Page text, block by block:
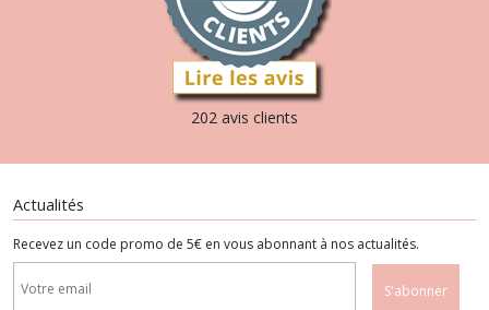
202 avis clients
Actualités
Recevez un code promo de 5€ en vous abonnant à nos actualités.
S'abonner